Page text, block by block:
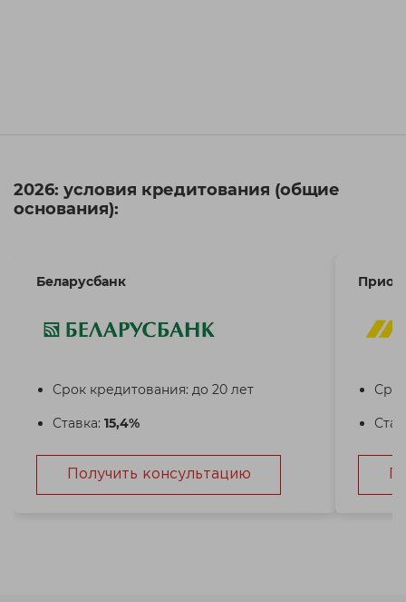
2026: условия кредитования (общие
основания):
Беларусбанк
Срок кредитования: до 20 лет
Ставка: 15,4%
Получить консультацию